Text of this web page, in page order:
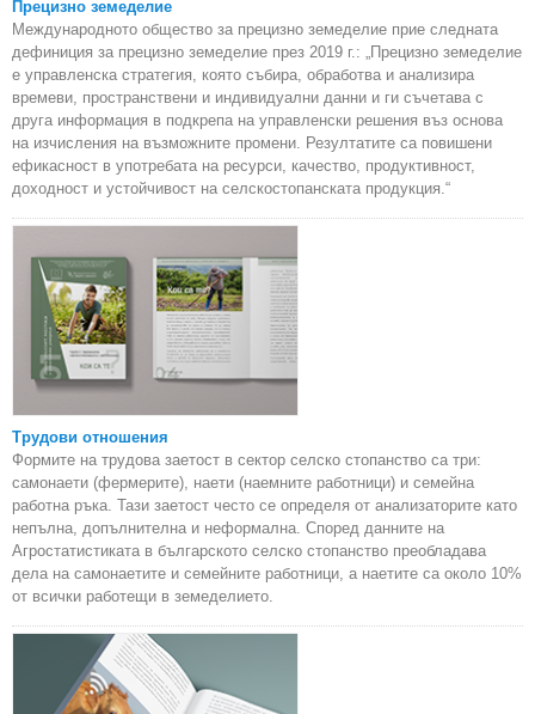
Прецизно земеделие
Международното общество за прецизно земеделие прие следната
дефиниция за прецизно земеделие през 2019 г.: „Прецизно земеделие
е управленска стратегия, която събира, обработва и анализира
времеви, пространствени и индивидуални данни и ги съчетава с
друга информация в подкрепа на управленски решения въз основа
на изчисления на възможните промени. Резултатите са повишени
ефикасност в употребата на ресурси, качество, продуктивност,
доходност и устойчивост на селскостопанската продукция.“
Трудови отношения
Формите на трудова заетост в сектор селско стопанство са три:
самонаети (фермерите), наети (наемните работници) и семейна
работна ръка. Тази заетост често се определя от анализаторите като
непълна, допълнителна и неформална. Според данните на
Агростатистиката в българското селско стопанство преобладава
дела на самонаетите и семейните работници, а наетите са около 10%
от всички работещи в земеделието.